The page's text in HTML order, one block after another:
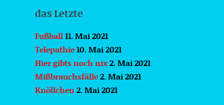
das Letzte
Fußball11. Mai 2021
Telepathie10. Mai 2021
Hier gibts noch nix2. Mai 2021
Mißbrauchsfälle2. Mai 2021
Knöllchen2. Mai 2021